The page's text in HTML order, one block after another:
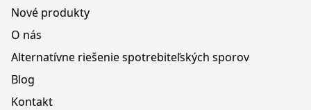
Nové produkty
O nás
Alternatívne riešenie spotrebiteľských sporov
Blog
Kontakt